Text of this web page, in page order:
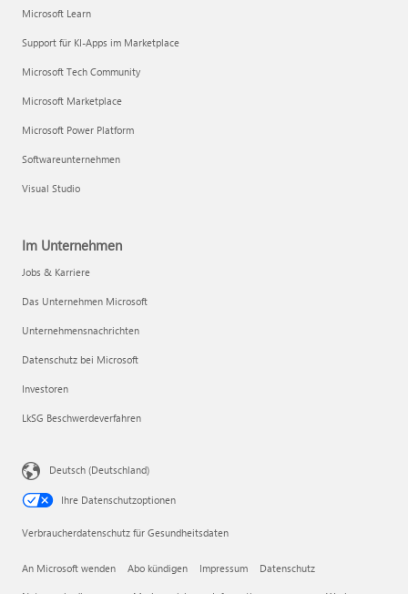
Microsoft Learn
Support für KI-Apps im Marketplace
Microsoft Tech Community
Microsoft Marketplace
Microsoft Power Platform
Softwareunternehmen
Visual Studio
Im Unternehmen
Jobs & Karriere
Das Unternehmen Microsoft
Unternehmensnachrichten
Datenschutz bei Microsoft
Investoren
LkSG Beschwerdeverfahren
Deutsch (Deutschland)
Ihre Datenschutzoptionen
Verbraucherdatenschutz für Gesundheitsdaten
An Microsoft wenden Abo kündigen Impressum Datenschutz